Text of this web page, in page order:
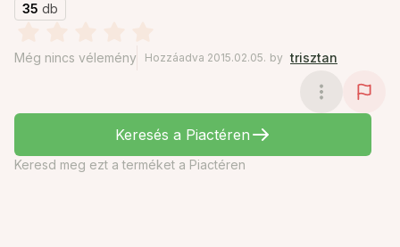
35 db
Még nincs vélemény Hozzáadva 2015.02.05. by trisztan
Keresés a Piactéren
Keresd meg ezt a terméket a Piactéren